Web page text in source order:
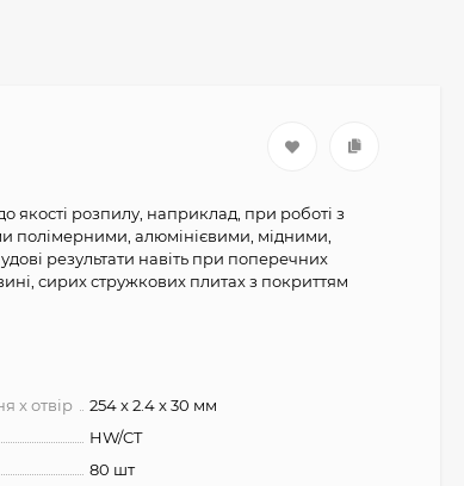
якості розпилу, наприклад, при роботі з
полімерними, алюмінієвими, мідними,
результати навіть при поперечних
сирих стружкових плитах з покриттям
x отвір
254 x 2.4 x 30 мм
HW/CT
80 шт